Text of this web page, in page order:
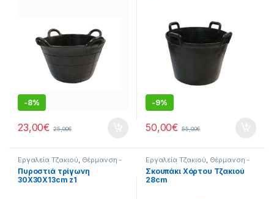
-8%
23,00€ 25,00€
-9%
50,00€ 55,00€
Εργαλεία Τζακιού, Θέρμανση -
Τζάκι Σπίτι Τζάκι
Πυροστιά τρίγωνη
30X30X13cm z1
Εργαλεία Τζακιού, Θέρμανση -
Τζάκι Σπίτι ,Τζάκι
Σκουπάκι Χόρτου Τζακιού
28cm